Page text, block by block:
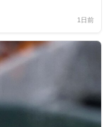
1日前